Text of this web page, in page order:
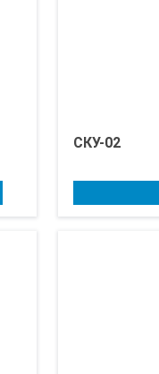
СКУ-02